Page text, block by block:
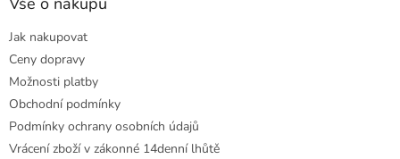
Jak nakupovat
Ceny dopravy
Možnosti platby
Obchodní podmínky
Podmínky ochrany osobních údajů
Vrácení zboží v zákonné 14denní lhůtě